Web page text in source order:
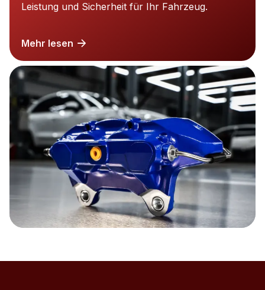
Leistung und Sicherheit für Ihr Fahrzeug.
Mehr lesen